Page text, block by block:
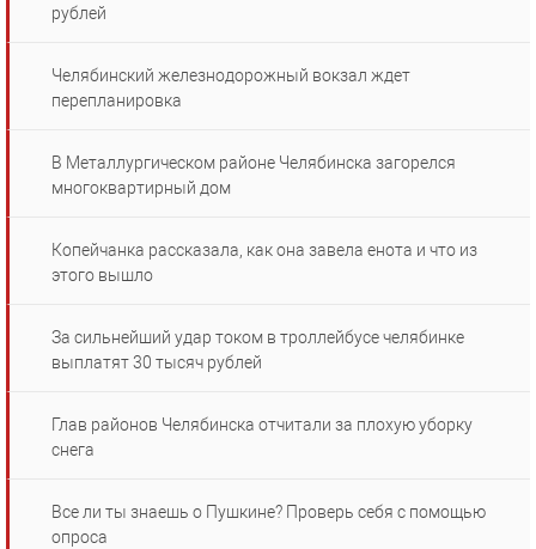
рублей
Челябинский железнодорожный вокзал ждет
перепланировка
В Металлургическом районе Челябинска загорелся
многоквартирный дом
Копейчанка рассказала, как она завела енота и что из
этого вышло
За сильнейший удар током в троллейбусе челябинке
выплатят 30 тысяч рублей
Глав районов Челябинска отчитали за плохую уборку
снега
Все ли ты знаешь о Пушкине? Проверь себя с помощью
опроса